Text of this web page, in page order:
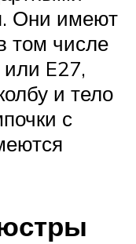
Они имеют
том числе
E27,
и тело
с